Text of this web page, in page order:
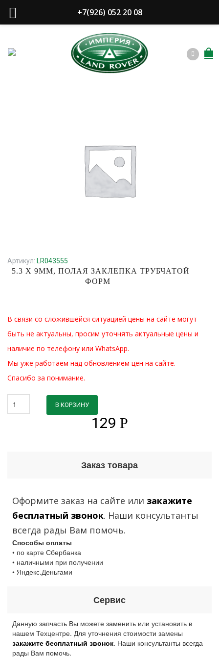
5.3 X 9MM, ПОЛАЯ ЗАКЛЕПКА ТРУБЧАТОЙ
ФОРМ
В связи со сложившейся ситуацией цены на сайте могут
быть не актуальны, просим уточнять актуальные цены и
наличие по телефону или WhatsApp.
Мы уже работаем над обновлением цен на сайте.
Спасибо за понимание.
129 Р
В КОРЗИНУ
Артикул: LR043555
Заказ товара
Оформите заказ на сайте или закажите
бесплатный звонок. Наши консультанты
всегда рады Вам помочь.
Способы оплаты
• по карте Сбербанка
• наличными при получении
• Яндекс.Деньгами
Сервис
Данную запчасть Вы можете заменить или установить в
нашем Техцентре. Для уточнения стоимости замены
закажите бесплатный звонок. Наши консультанты всегда
рады Вам помочь.
+7(926) 052 20 08